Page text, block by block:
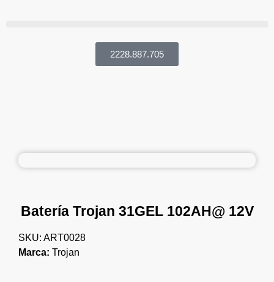
2228.887.705
Batería Trojan 31GEL 102AH@ 12V
SKU: ART0028
Marca: Trojan